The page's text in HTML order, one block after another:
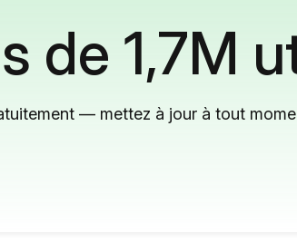
de 1,7M
— mettez à jour à tout